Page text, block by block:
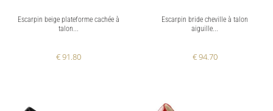
Escarpin beige plateforme cachée à
talon...
€ 91.80
Escarpin bride cheville à talon
aiguille...
€ 94.70